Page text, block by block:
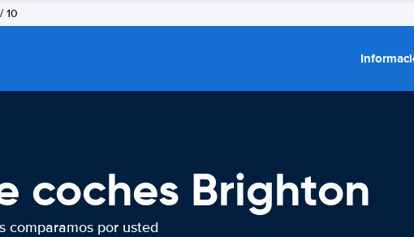
/ 10
coches Brighton
comparamos por usted